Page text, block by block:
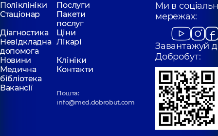
Поліклініки
Послуги
Стаціонар
Пакети
послуг
Діагностика
Ціни
Невідкладна
допомога
Лікарі
Новини
Клініки
Медична
бібліотека
Контакти
Вакансії
Пошта:
info@med.dobrobut.com
Ми в
мережах:
Завантажуй
Добробут: